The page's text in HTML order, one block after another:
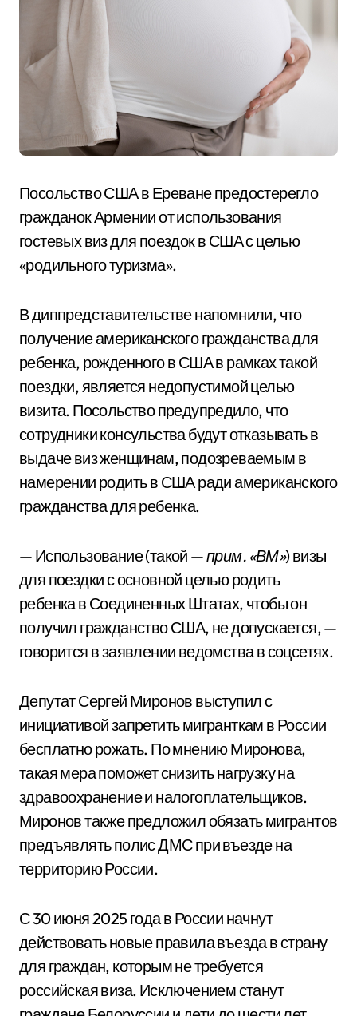
Посольство США в Ереване предостерегло
гражданок Армении от использования
гостевых виз для поездок в США с целью
«родильного туризма».
В диппредставительстве напомнили, что
получение американского гражданства для
ребенка, рожденного в США в рамках такой
поездки, является недопустимой целью
визита. Посольство предупредило, что
сотрудники консульства будут отказывать в
выдаче виз женщинам, подозреваемым в
намерении родить в США ради американского
гражданства для ребенка.
— Использование (такой —прим. «ВМ») визы
для поездки с основной целью родить
ребенка в Соединенных Штатах, чтобы он
получил гражданство США, не допускается, —
говорится в заявлении ведомства в соцсетях.
Депутат Сергей Миронов выступил с
инициативой запретить мигранткам в России
бесплатно рожать. По мнению Миронова,
такая мера поможет снизить нагрузку на
здравоохранение и налогоплательщиков.
Миронов также предложил обязать мигрантов
предъявлять полис ДМС при въезде на
территорию России.
С 30 июня 2025 года в России начнут
действовать новые правила въезда в страну
для граждан, которым не требуется
российская виза. Исключением станут